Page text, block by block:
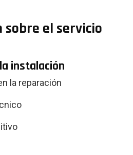
el servicio
instalación
la reparación